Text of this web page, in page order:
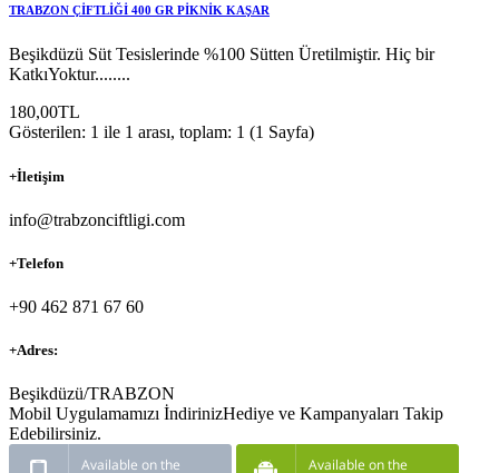
TRABZON ÇİFTLİĞİ 400 GR PİKNİK KAŞAR
Beşikdüzü Süt Tesislerinde %100 Sütten Üretilmiştir. Hiç bir
KatkıYoktur........
180,00TL
Gösterilen: 1 ile 1 arası, toplam: 1 (1 Sayfa)
+İletişim
info@trabzonciftligi.com
+Telefon
+90 462 871 67 60
+Adres:
Beşikdüzü/TRABZON
Mobil Uygulamamızı İndirinizHediye ve Kampanyaları Takip
Edebilirsiniz.